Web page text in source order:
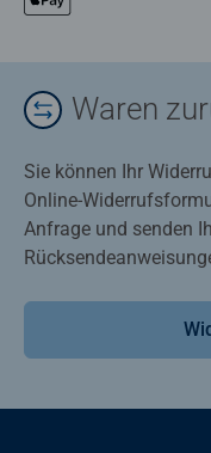
Waren
Sie können Ihr
Online-
Anfrage und senden